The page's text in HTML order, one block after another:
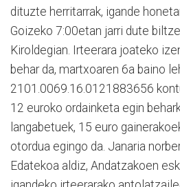
dituzte herritarrak, igande
Goizeko 7:00etan jarri dute
Kiroldegian. Irteerara joateko
behar da, martxoaren 6a baino
2101.0069.16.0121883656
12 euroko ordainketa egin
langabetuek, 15 euro
otordua egingo da. Janaria
Edatekoa aldiz, Andatzakoen